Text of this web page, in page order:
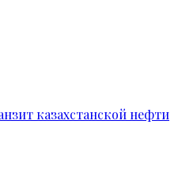
казахстанской нефти